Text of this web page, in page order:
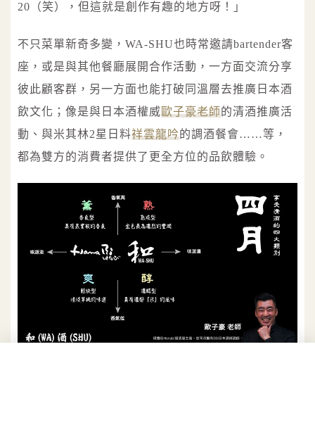
20（笑），但這就是創作有趣的地方呀！」
不只菜單新奇多變，WA-SHU也時常邀請bartender客
座，或是與其他餐廳展開合作活動，一方面交流分享
彼此顧客群，另一方面也能打破同溫層去推廣日本酒
飲文化；像是與日本酒權威歐子豪老師的清酒推廣活
動、與米其林2星日料祥雲龍吟的調酒餐會……等，
都為雙方的消費者提供了更全方位的品飲體驗。